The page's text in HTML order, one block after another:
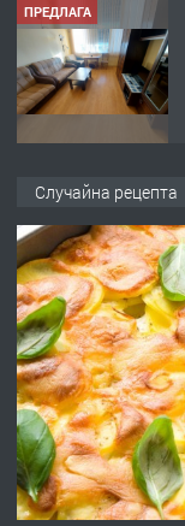
ПРЕДЛАГА
ПРЕДЛАГА
ПРЕДЛАГА
Случайна рецепта